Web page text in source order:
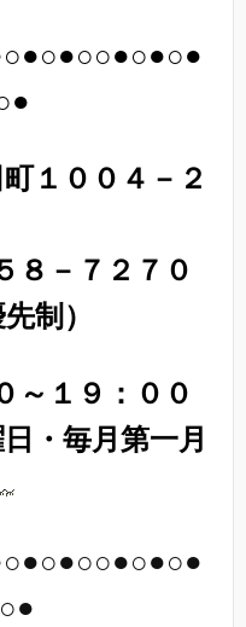
１００４－２
８－７２７０
制）
１９：００
毎月第一月